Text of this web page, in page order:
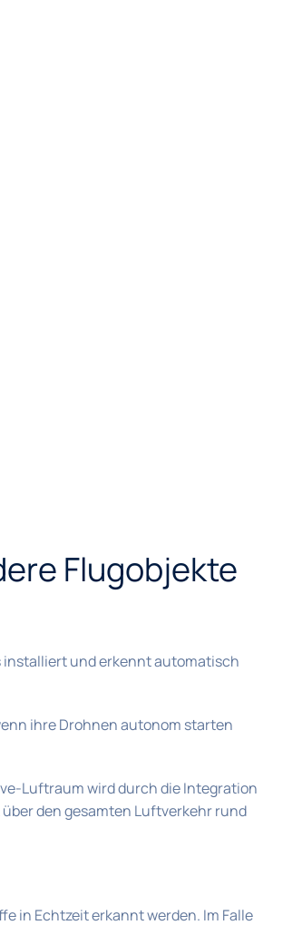
Flugobjekte
installiert und erkennt automatisch
ihre Drohnen autonom starten
Luftraum wird durch die Integration
den gesamten Luftverkehr rund
in Echtzeit erkannt werden. Im Falle